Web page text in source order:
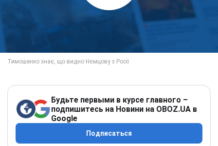
Будьте первыми в курсе главного –
подпишитесь на Новини на OBOZ.UA в
Google
Подписаться